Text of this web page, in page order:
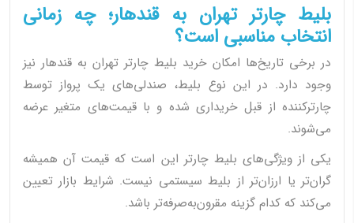
بلیط چارتر تهران به قندهار؛ چه زمانی
انتخاب مناسبی است؟
در برخی تاریخ‌ها امکان خرید بلیط چارتر تهران به قندهار نیز
وجود دارد. در این نوع بلیط، صندلی‌های یک پرواز توسط
چارترکننده از قبل خریداری شده و با قیمت‌های متغیر عرضه
می‌شوند.
یکی از ویژگی‌های بلیط چارتر این است که قیمت آن همیشه
گران‌تر یا ارزان‌تر از بلیط سیستمی نیست. شرایط بازار تعیین
می‌کند که کدام گزینه مقرون‌به‌صرفه‌تر باشد.